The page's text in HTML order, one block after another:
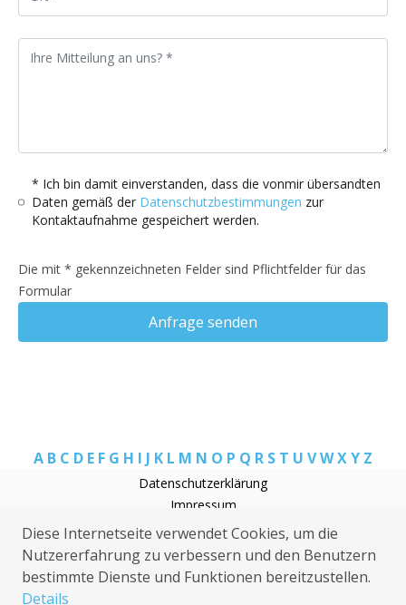
* Ich bin damit einverstanden, dass die vonmir übersandten
Daten gemäß der Datenschutzbestimmungen zur
Kontaktaufnahme gespeichert werden.
Die mit * gekennzeichneten Felder sind Pflichtfelder für das
Formular
Anfrage senden
A B C D E F G H I J K L M N O P Q R S T U VWXY Z
Datenschutzerklärung
Impressum
Rohrreinigung Looft
Elektriker Looft
Sanitärhilfe Looft
Diese Internetseite verwendet Cookies, um die
Nutzererfahrung zu verbessern und den Benutzern
bestimmte Dienste und Funktionen bereitzustellen.
Details